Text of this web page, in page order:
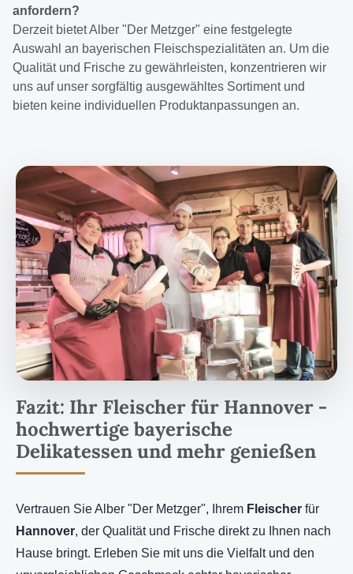
anfordern?
Derzeit bietet Alber "Der Metzger" eine festgelegte
Auswahl an bayerischen Fleischspezialitäten an. Um die
Qualität und Frische zu gewährleisten, konzentrieren wir
uns auf unser sorgfältig ausgewähltes Sortiment und
bieten keine individuellen Produktanpassungen an.
Fazit: Ihr Fleischer für Hannover -
hochwertige bayerische
Delikatessen und mehr genießen
Vertrauen Sie Alber "Der Metzger", Ihrem Fleischer für
Hannover, der Qualität und Frische direkt zu Ihnen nach
Hause bringt. Erleben Sie mit uns die Vielfalt und den